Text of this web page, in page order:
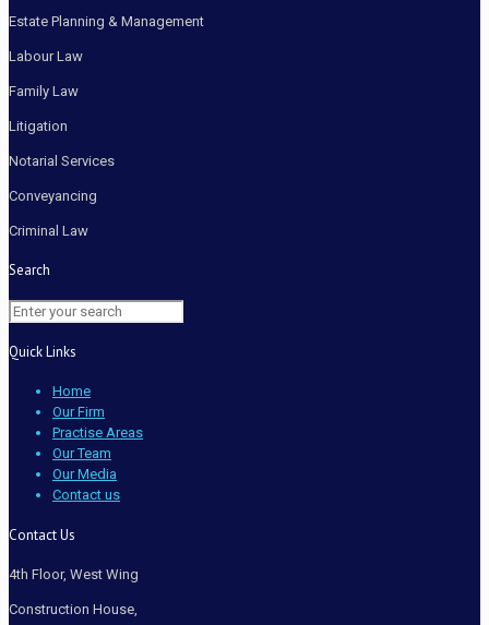
Estate Planning & Management
Labour Law
Family Law
Litigation
Notarial Services
Conveyancing
Criminal Law
Search
Quick Links
Home
Our Firm
Practise Areas
Our Team
Our Media
Contact us
Contact Us
4th Floor, West Wing
Construction House,